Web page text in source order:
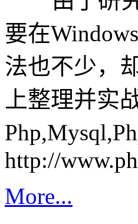
要在
法也不少，
上整理并实
http://
More...